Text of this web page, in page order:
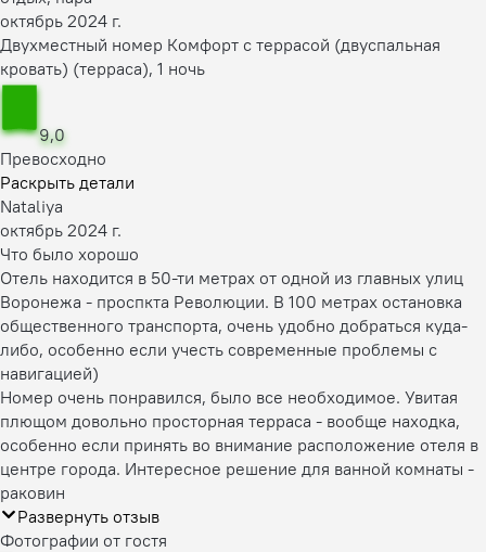
октябрь 2024 г.
Двухместный номер Комфорт с террасой (двуспальная
кровать) (терраса), 1 ночь
9,0
Превосходно
Раскрыть детали
Nataliya
октябрь 2024 г.
Что было хорошо
Отель находится в 50-ти метрах от одной из главных улиц
Воронежа - проспкта Революции. В 100 метрах остановка
общественного транспорта, очень удобно добраться куда-
либо, особенно если учесть современные проблемы с
навигацией)
Номер очень понравился, было все необходимое. Увитая
плющом довольно просторная терраса - вообще находка,
особенно если принять во внимание расположение отеля в
центре города. Интересное решение для ванной комнаты -
раковин
Развернуть отзыв
Фотографии от гостя